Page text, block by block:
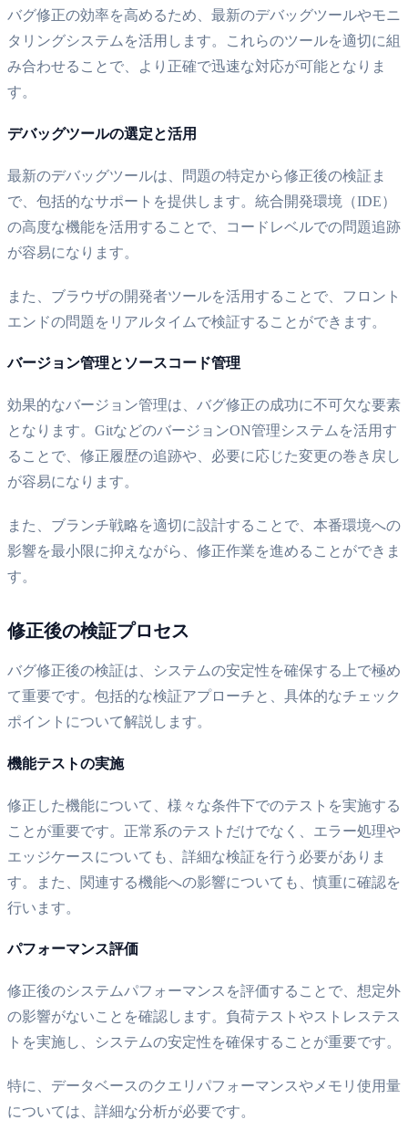
バグ修正の効率を高めるため、最新のデバッグツールやモニ
タリングシステムを活用します。これらのツールを適切に組
み合わせることで、より正確で迅速な対応が可能となりま
す。
デバッグツールの選定と活用
最新のデバッグツールは、問題の特定から修正後の検証ま
で、包括的なサポートを提供します。統合開発環境（IDE）
の高度な機能を活用することで、コードレベルでの問題追跡
が容易になります。
また、ブラウザの開発者ツールを活用することで、フロント
エンドの問題をリアルタイムで検証することができます。
バージョン管理とソースコード管理
効果的なバージョン管理は、バグ修正の成功に不可欠な要素
となります。GitなどのバージョンON管理システムを活用す
ることで、修正履歴の追跡や、必要に応じた変更の巻き戻し
が容易になります。
また、ブランチ戦略を適切に設計することで、本番環境への
影響を最小限に抑えながら、修正作業を進めることができま
す。
修正後の検証プロセス
バグ修正後の検証は、システムの安定性を確保する上で極め
て重要です。包括的な検証アプローチと、具体的なチェック
ポイントについて解説します。
機能テストの実施
修正した機能について、様々な条件下でのテストを実施する
ことが重要です。正常系のテストだけでなく、エラー処理や
エッジケースについても、詳細な検証を行う必要がありま
す。また、関連する機能への影響についても、慎重に確認を
行います。
パフォーマンス評価
修正後のシステムパフォーマンスを評価することで、想定外
の影響がないことを確認します。負荷テストやストレステス
トを実施し、システムの安定性を確保することが重要です。
特に、データベースのクエリパフォーマンスやメモリ使用量
については、詳細な分析が必要です。